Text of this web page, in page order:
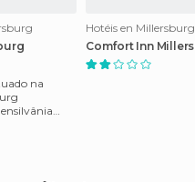
na
Hotéis en Millersburg
Comfort Inn